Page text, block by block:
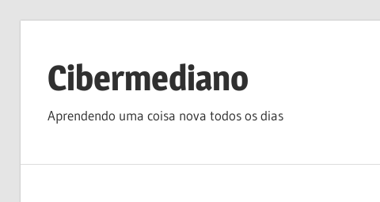
contentCibermediano
Aprendendo uma coisa nova todos os dias